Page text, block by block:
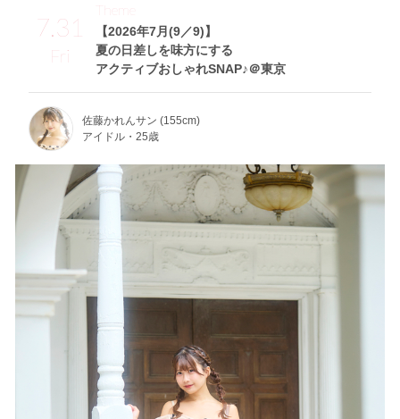
7.31
Fri
【2026年7月(9／9)】
夏の日差しを味方にする
アクティブおしゃれSNAP♪＠東京
Theme
佐藤かれんサン (155cm)
アイドル・25歳